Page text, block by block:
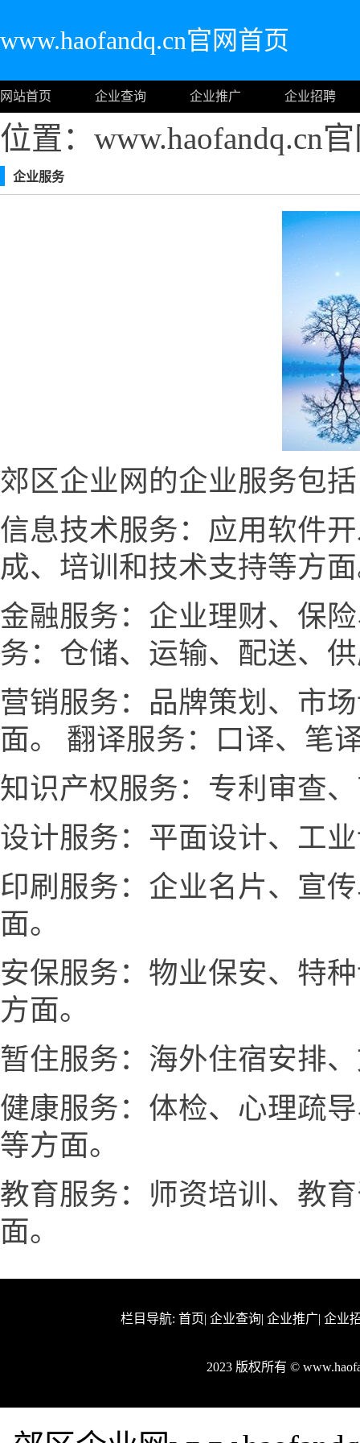
www.haofandq.cn官网首页
网站首页 企业查询 企业推广 企业招聘
位置：www.haofandq.cn
企业服务
郊区企业网的企业服务包
信息技术服务：应用软件
成、培训和技术支持等方
金融服务：企业理财、保
务：仓储、运输、配送、
营销服务：品牌策划、市
面。 翻译服务：口译、笔
知识产权服务：专利审查
设计服务：平面设计、工
印刷服务：企业名片、宣
面。
安保服务：物业保安、特
方面。
暂住服务：海外住宿安排
健康服务：体检、心理疏
等方面。
教育服务：师资培训、教
面。
栏目导航: 首页| 企业查询| 企业推广| 企业
2023 版权所有 ©